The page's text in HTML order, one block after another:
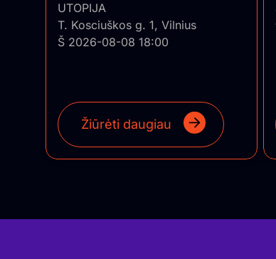
UTOPIJA
T. Kosciuškos g. 1, Vilnius
Š 2026-08-08 18:00
Žiūrėti daugiau